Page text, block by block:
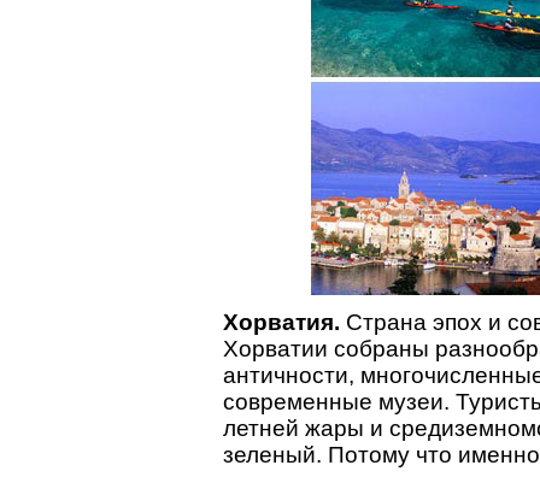
Хорватия. Страна эпох и
Хорватии собраны
античности,
современные музеи.
летней жары и
зеленый. Потому что